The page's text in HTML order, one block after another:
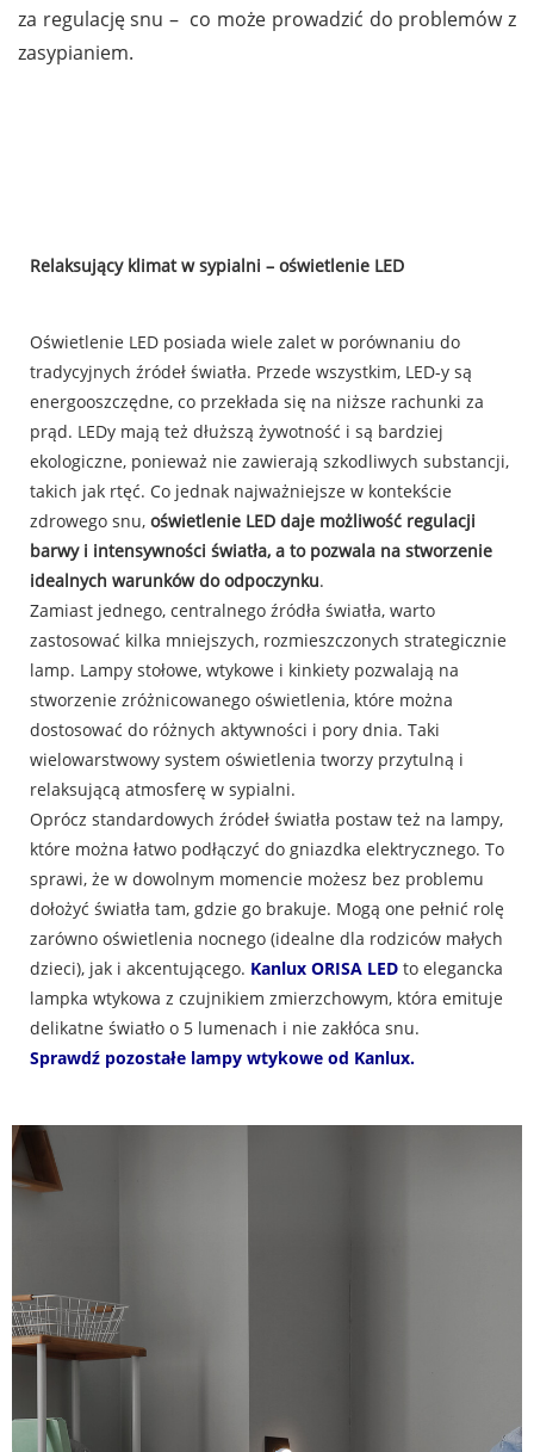
za regulację snu – co może prowadzić do problemów z
zasypianiem.
Relaksujący klimat w sypialni – oświetlenie LED
Oświetlenie LED posiada wiele zalet w porównaniu do
tradycyjnych źródeł światła. Przede wszystkim, LED-y są
energooszczędne, co przekłada się na niższe rachunki za
prąd. LEDy mają też dłuższą żywotność i są bardziej
ekologiczne, ponieważ nie zawierają szkodliwych substancji,
takich jak rtęć. Co jednak najważniejsze w kontekście
zdrowego snu, oświetlenie LED daje możliwość regulacji
barwy i intensywności światła, a to pozwala na stworzenie
idealnych warunków do odpoczynku.
Zamiast jednego, centralnego źródła światła, warto
zastosować kilka mniejszych, rozmieszczonych strategicznie
lamp. Lampy stołowe, wtykowe i kinkiety pozwalają na
stworzenie zróżnicowanego oświetlenia, które można
dostosować do różnych aktywności i pory dnia. Taki
wielowarstwowy system oświetlenia tworzy przytulną i
relaksującą atmosferę w sypialni.
Oprócz standardowych źródeł światła postaw też na lampy,
które można łatwo podłączyć do gniazdka elektrycznego. To
sprawi, że w dowolnym momencie możesz bez problemu
dołożyć światła tam, gdzie go brakuje. Mogą one pełnić rolę
zarówno oświetlenia nocnego (idealne dla rodziców małych
dzieci), jak i akcentującego. Kanlux ORISA LED to elegancka
lampka wtykowa z czujnikiem zmierzchowym, która emituje
delikatne światło o 5 lumenach i nie zakłóca snu.
Sprawdź pozostałe lampy wtykowe od Kanlux.